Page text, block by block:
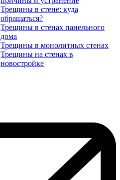
Трещины в стене: куда
обращаться?
Трещины в стенах панельного
дома
Трещины в монолитных стенах
Трещины на стенах в
новостройке